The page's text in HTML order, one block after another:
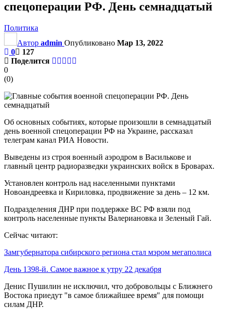
спецоперации РФ. День семнадцатый
Политика
Автор admin Опубликовано Мар 13, 2022
0
127
Поделится
0
(0)
Об основных событиях, которые произошли в семнадцатый
день военной спецоперации РФ на Украине, рассказал
телеграм канал РИА Новости.
Выведены из строя военный аэродром в Василькове и
главный центр радиоразведки украинских войск в Броварах.
Установлен контроль над населенными пунктами
Новоандреевка и Кириловка, продвижение за день – 12 км.
Подразделения ДНР при поддержке ВС РФ взяли под
контроль населенные пункты Валериановка и Зеленый Гай.
Сейчас читают:
Замгубернатора сибирского региона стал мэром мегаполиса
День 1398-й. Самое важное к утру 22 декабря
Денис Пушилин не исключил, что добровольцы с Ближнего
Востока приедут "в самое ближайшее время" для помощи
силам ДНР.